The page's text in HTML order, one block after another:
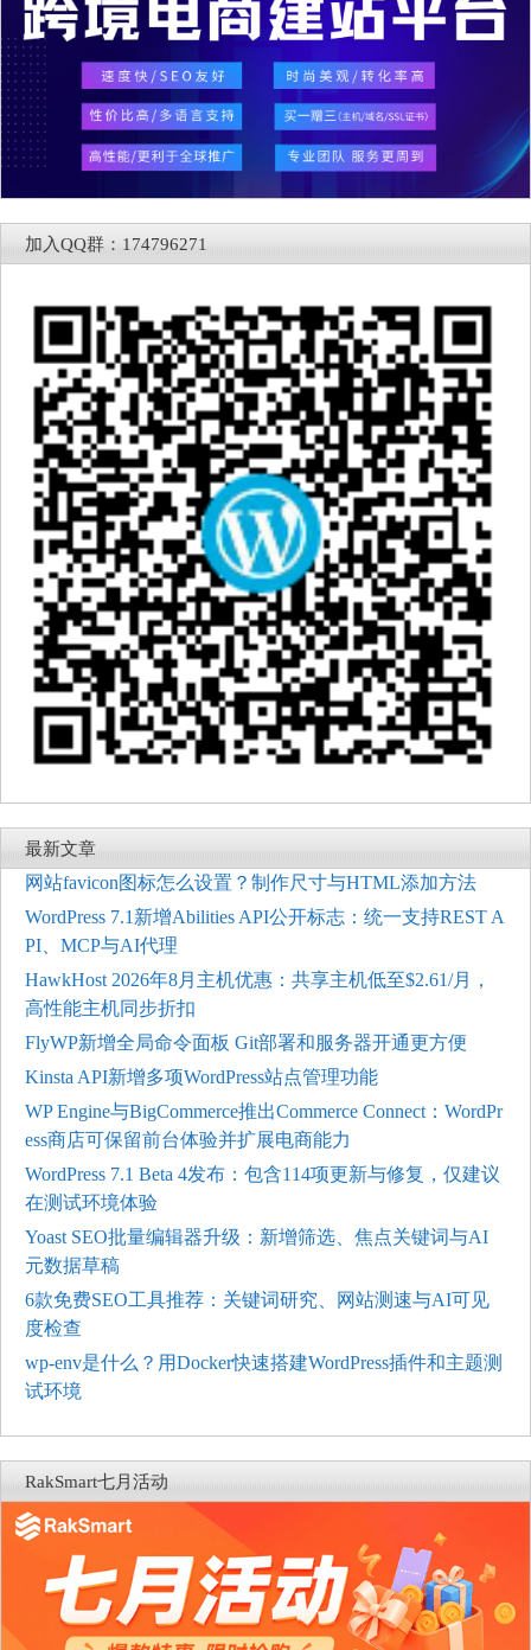
加入QQ群：174796271
最新文章
网站favicon图标怎么设置？制作尺寸与HTML添加方法
WordPress 7.1新增Abilities API公开标志：统一支持REST A
PI、MCP与AI代理
HawkHost 2026年8月主机优惠：共享主机低至$2.61/月，
高性能主机同步折扣
FlyWP新增全局命令面板 Git部署和服务器开通更方便
Kinsta API新增多项WordPress站点管理功能
WP Engine与BigCommerce推出Commerce Connect：WordPr
ess商店可保留前台体验并扩展电商能力
WordPress 7.1 Beta 4发布：包含114项更新与修复，仅建议
在测试环境体验
Yoast SEO批量编辑器升级：新增筛选、焦点关键词与AI
元数据草稿
6款免费SEO工具推荐：关键词研究、网站测速与AI可见
度检查
wp-env是什么？用Docker快速搭建WordPress插件和主题测
试环境
RakSmart七月活动